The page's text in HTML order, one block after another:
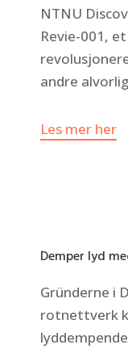
NTNU
Revie-001,
andre
Les mer her
Demper lyd
Gründerne i
rotnettverk